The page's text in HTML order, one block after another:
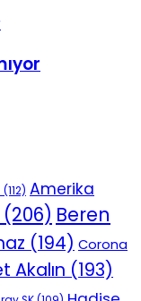
(112) Amerika
(206) Beren
(194) Corona
Akalın (193)